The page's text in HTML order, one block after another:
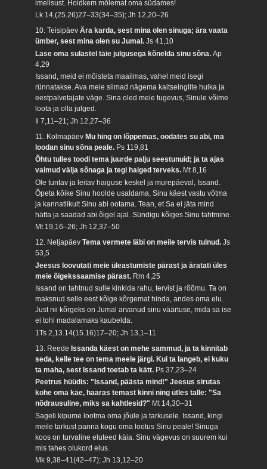
imelisust. Hoidkem mõlemat oma südames!
Lk 14,(25.26)27–33(34–35); Jh 12,20–26
10. TeisipäevÄra karda, sest mina olen sinuga; ära vaata
ümber, sest mina olen su Jumal.Js 41,10
Lase oma sulastel täie julgusega kõnelda sinu sõna.Ap
4,29
Issand, meid ei mõisteta maailmas, vahel meid isegi
rünnatakse. Ava meie silmad nägema kaitseinglite hulka ja
eestpalvetajate väge. Sina oled meie tugevus, Sinule võime
loota ja olla julged.
Ii 7,11–21; Jh 12,27–36
11. KolmapäevMu hing on lõppemas, oodates su abi, ma
loodan sinu sõna peale. Ps 119,81
Õhtu tulles toodi tema juurde palju seestunuid; ja ta ajas
vaimud välja sõnaga ja tegi haiged terveks. Mt 8,16
Ole tuntav ja leitav haiguse keskel ja murepäeval, Issand.
Õpeta kõike Sinu hoolde usaldama, Sinu käest vastu võtma
ja kannatlikult Sinu abi ootama. Tean, et Sa ei jäta mind
hätta ja saadad abi õigel ajal. Sündigu kõiges Sinu tahtmine.
Mt 19,16–26; Jh 12,37–50
12. NeljapäevTema vermete läbi on meile tervis tulnud.Js
53,5
Jeesus loovutati meie üleastumiste pärast ja äratati üles
meie õigekssaamise pärast. Rm 4,25
Issand on tahtnud sulle kinkida rahu, tervist ja rõõmu. Ta on
maksnud selle eest kõige kõrgemat hinda, andes oma elu.
Just nii kõrgeks on Jumal arvanud sinu väärtuse, mida sa ise
ei tohi madalamaks kaubelda.
1Ts 2,13.14(15.16)17–20; Jh 13,1–11
13. Reede Issanda käest on mehe sammud, ja ta kinnitab
seda, kelle tee on tema meele järgi. Kui ta langeb, ei kuku
ta maha, sest Issand toetab ta kätt. Ps 37,23–24
Peetrus hüüdis: "Issand, päästa mind!" Jeesus sirutas
kohe oma käe, haaras temast kinni ning ütles talle: "Sa
nõdrausuline, miks sa kahtlesid?" Mt 14,30–31
Sageli kipume lootma oma jõule ja tarkusele. Issand, kingi
meile tarkust panna kogu oma lootus Sinu peale! Sinuga
koos on turvaline eluteed käia. Sinu vägevus on suurem kui
mis tahes olukord elus.
Mk 9,38–41(42–47); Jh 13,12–20